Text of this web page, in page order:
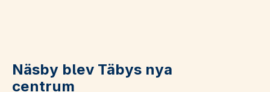
Näsby blev Täbys nya
centrum